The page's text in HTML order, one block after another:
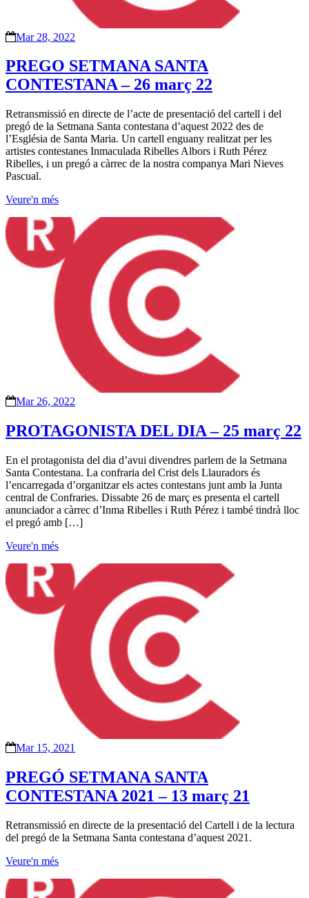
Mar 28, 2022
PREGO SETMANA SANTA
CONTESTANA – 26 març 22
Retransmissió en directe de l’acte de presentació del cartell i del
pregó de la Setmana Santa contestana d’aquest 2022 des de
l’Església de Santa Maria. Un cartell enguany realitzat per les
artistes contestanes Inmaculada Ribelles Albors i Ruth Pérez
Ribelles, i un pregó a càrrec de la nostra companya Mari Nieves
Pascual.
Veure'n més
Mar 26, 2022
PROTAGONISTA DEL DIA – 25 març 22
En el protagonista del dia d’avui divendres parlem de la Setmana
Santa Contestana. La confraria del Crist dels Llauradors és
l’encarregada d’organitzar els actes contestans junt amb la Junta
central de Confraries. Dissabte 26 de març es presenta el cartell
anunciador a càrrec d’Inma Ribelles i Ruth Pérez i també tindrà lloc
el pregó amb […]
Veure'n més
Mar 15, 2021
PREGÓ SETMANA SANTA
CONTESTANA 2021 – 13 març 21
Retransmissió en directe de la presentació del Cartell i de la lectura
del pregó de la Setmana Santa contestana d’aquest 2021.
Veure'n més